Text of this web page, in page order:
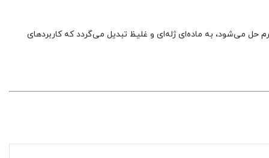
می‌شود، به ماده‌ای ژله‌ای و غلیظ تبدیل می‌گردد که کاربردهای